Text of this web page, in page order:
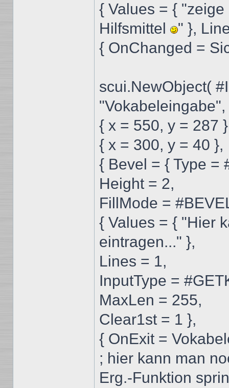
{ Values = {
Hilfsmittel
" },
{ OnChanged =
scui.NewObject(
"Vokabeleingabe",
{ x = 550, y = 287
{ x = 300, y = 40 },
{ Bevel = { Type =
Height = 2,
FillMode =
{ Values = { "Hier
eintragen..." },
Lines = 1,
InputType =
MaxLen = 255,
Clear1st = 1 },
{ OnExit =
; hier kann man
Erg.-Funktion